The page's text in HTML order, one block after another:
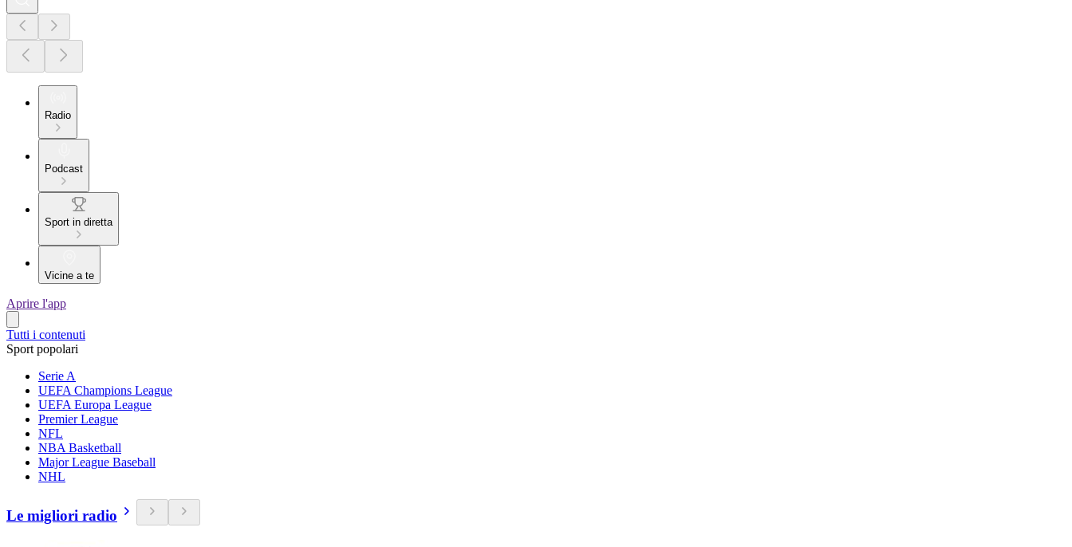
Radio
Podcast
Sport in diretta
Vicine a te
Aprire l'app
Tutti i contenuti
Sport popolari
Serie A
UEFA Champions League
UEFA Europa League
Premier League
NFL
NBA Basketball
Major League Baseball
NHL
Le migliori radio